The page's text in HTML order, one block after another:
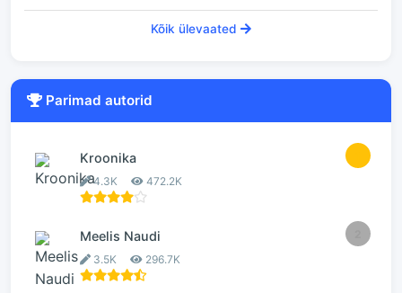
Kõik ülevaated
Parimad autorid
Kroonika
4.3K 472.2K
Meelis Naudi
3.5K 296.7K